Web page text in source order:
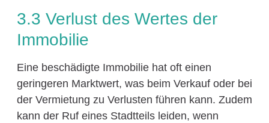
3.3 Verlust des Wertes der
Immobilie
Eine beschädigte Immobilie hat oft einen
geringeren Marktwert, was beim Verkauf oder bei
der Vermietung zu Verlusten führen kann. Zudem
kann der Ruf eines Stadtteils leiden, wenn